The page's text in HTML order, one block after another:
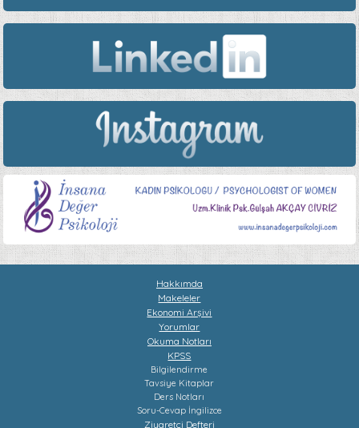
Hakkımda
Makeleler
Ekonomi Arşivi
Yorumlar
Okuma Notları
KPSS
Bilgilendirme
Tavsiye Kitaplar
Ders Notları
Soru-Cevap İngilizce
Ziyaretçi Defteri